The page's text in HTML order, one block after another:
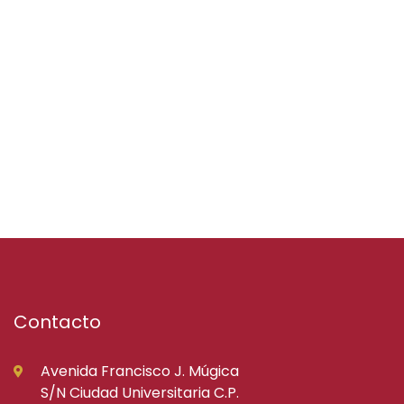
Contacto
Avenida Francisco J. Múgica
S/N Ciudad Universitaria C.P.